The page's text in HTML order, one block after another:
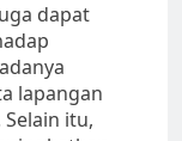
dapat
lapangan
itu,